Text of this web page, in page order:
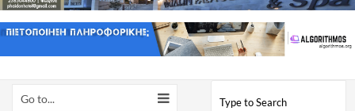
Go to...